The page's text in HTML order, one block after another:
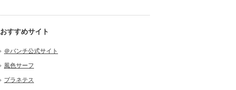
おすすめサイト
＠バンチ公式サイト
風色サーフ
プラネテス